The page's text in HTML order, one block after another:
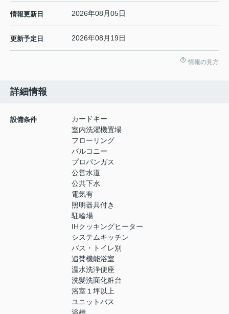
情報更新日 2026年08月05日
更新予定日 2026年08月19日
情報の見方
詳細情報
設備条件
カードキー
室内洗濯機置場
フローリング
バルコニー
プロパンガス
公営水道
公共下水
電気有
照明器具付き
駐輪場
IHクッキングヒーター
システムキッチン
バス・トイレ別
追焚機能浴室
温水洗浄便座
洗髪洗面化粧台
浴室１坪以上
ユニットバス